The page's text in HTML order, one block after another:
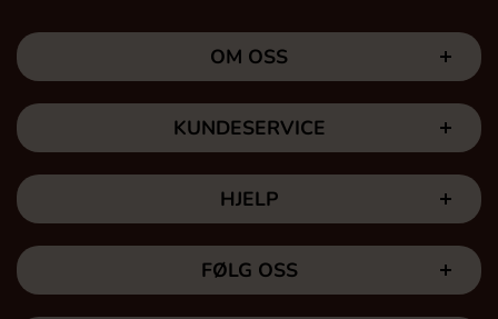
OM OSS
KUNDESERVICE
HJELP
FØLG OSS